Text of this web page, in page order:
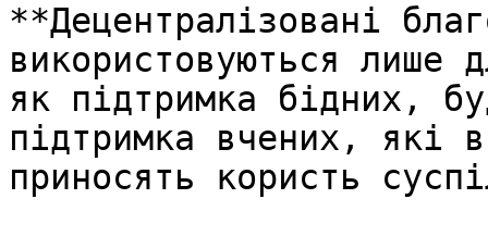
**Децентралізовані
використовуються лише
як підтримка бідних,
підтримка вчених, які
приносять користь